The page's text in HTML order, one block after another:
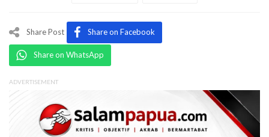
Share Post Share on Facebook
Share on WhatsApp
ADVERTISEMENT